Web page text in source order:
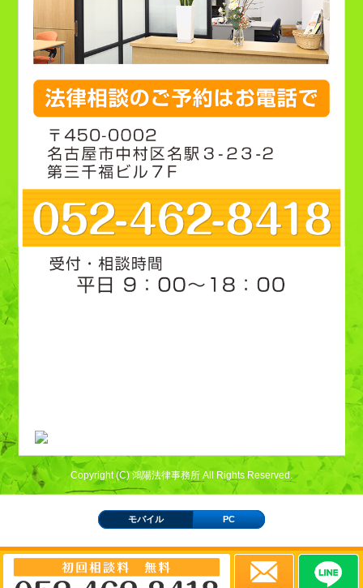
Copyright (C) 鴻陽法律事務所 All Rights Reserved.
モバイル PC